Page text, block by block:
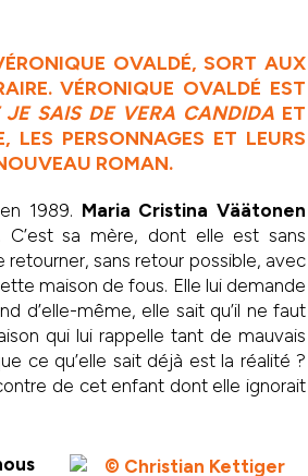
OVALDÉ, SORT AUX
VÉRONIQUE OVALDÉ EST
JE SAIS DE VERA CANDIDA ET
LES PERSONNAGES ET LEURS
ROMAN.
1989. Maria Cristina Väätonen
. C’est sa mère, dont elle est sans
retourner, sans retour possible, avec
maison de fous. Elle lui demande
d’elle-même, elle sait qu’il ne faut
qui lui rappelle tant de mauvais
ce qu’elle sait déjà est la réalité ?
de cet enfant dont elle ignorait